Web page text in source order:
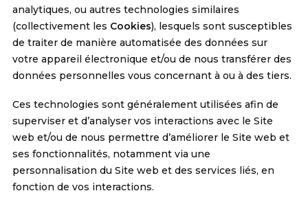
analytiques, ou autres technologies similaires
(collectivement les Cookies), lesquels sont susceptibles
de traiter de manière automatisée des données sur
votre appareil électronique et/ou de nous transférer des
données personnelles vous concernant à ou à des tiers.
Ces technologies sont généralement utilisées afin de
superviser et d’analyser vos interactions avec le Site
web et/ou de nous permettre d’améliorer le Site web et
ses fonctionnalités, notamment via une
personnalisation du Site web et des services liés, en
fonction de vos interactions.